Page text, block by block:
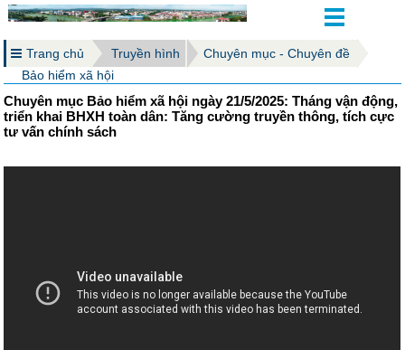
Trang chủ Truyền hình
Chuyên mục - Chuyên đề
Bảo hiểm xã hội
Chuyên mục Bảo hiểm xã hội ngày 21/5/2025: Tháng vận động,
triển khai BHXH toàn dân: Tăng cường truyền thông, tích cực
tư vấn chính sách